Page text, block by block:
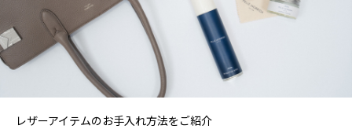
レザーアイテムのお手入れ方法をご紹介